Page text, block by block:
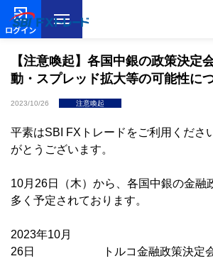
ログイン
【注意喚起】各国中銀の政策決定
動・スプレッド拡大等の可能性に
2023/10/26 注意喚起
平素はSBI FXトレードをご利用くださ
がとうございます。
10月26日（木）から、各国中銀の金融
多く予定されております。
2023年10月
26日 トルコ金融政策決定